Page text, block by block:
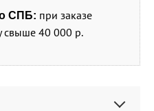
СПБ: при заказе
свыше 40 000 р.